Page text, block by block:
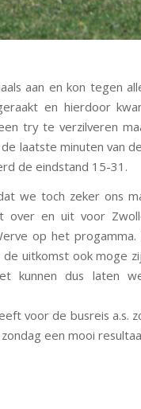
aan en kon tegen
en hierdoor
try te verzilveren
laatste minuten van
de eindstand 15-31.
we toch zeker ons
over en uit voor
op het
uitkomst ook moge
kunnen dus laten
voor de busreis a.s.
een mooi